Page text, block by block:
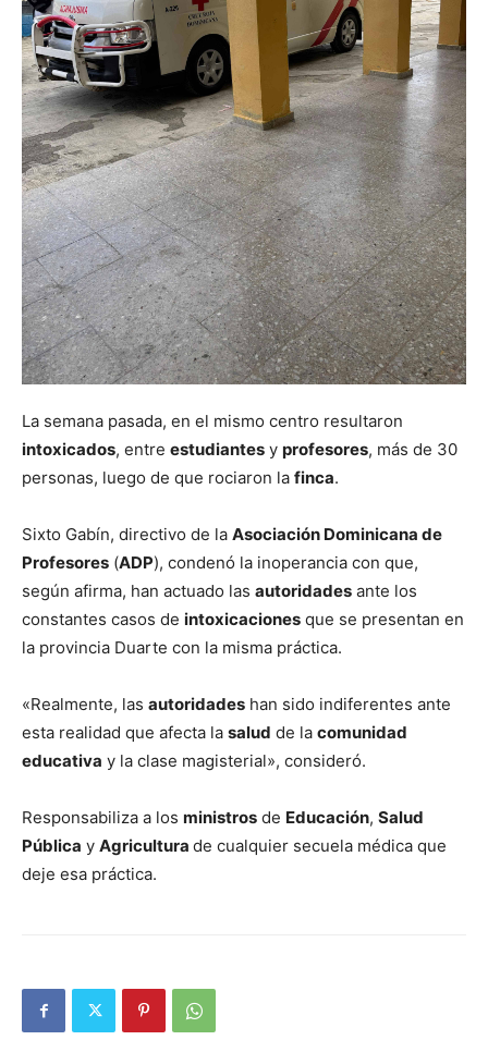
La semana pasada, en el mismo centro resultaron
intoxicados, entre estudiantes y profesores, más de 30
personas, luego de que rociaron la finca.
Sixto Gabín, directivo de la Asociación Dominicana de
Profesores (ADP), condenó la inoperancia con que,
según afirma, han actuado las autoridades ante los
constantes casos de intoxicaciones que se presentan en
la provincia Duarte con la misma práctica.
«Realmente, las autoridades han sido indiferentes ante
esta realidad que afecta la salud de la comunidad
educativa y la clase magisterial», consideró.
Responsabiliza a los ministros de Educación, Salud
Pública y Agricultura de cualquier secuela médica que
deje esa práctica.